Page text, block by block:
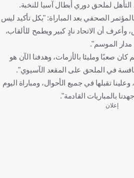
لملحق دوري أبطال آسيا للنخبة.
الصحفي بعد المباراة: "بكل تأكيد ليس
أن الاتحاد نادٍ كبير ويطمح للألقاب،
الموسم".
صعبًا ومليئا بالأزمات، وهدفنا الآن هو
في الملحق على المقعد الآسيوي".
تقبلها في جميع الأحوال، ومباراة اليوم
بالمباريات القادمة".
إعلان